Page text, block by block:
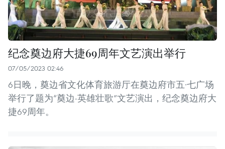
纪念奠边府大捷69周年文艺演出举行
07/05/2023 02:46
6日晚，奠边省文化体育旅游厅在奠边府市五·七广场
举行了题为“奠边-英雄壮歌”文艺演出，纪念奠边府大
捷69周年。